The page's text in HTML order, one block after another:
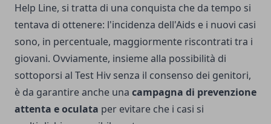
Help Line, si tratta di una conquista che da tempo si
tentava di ottenere: l'incidenza dell'Aids e i nuovi casi
sono, in percentuale, maggiormente riscontrati tra i
giovani. Ovviamente, insieme alla possibilità di
sottoporsi al Test Hiv senza il consenso dei genitori,
è da garantire anche una campagna di prevenzione
attenta e oculata per evitare che i casi si